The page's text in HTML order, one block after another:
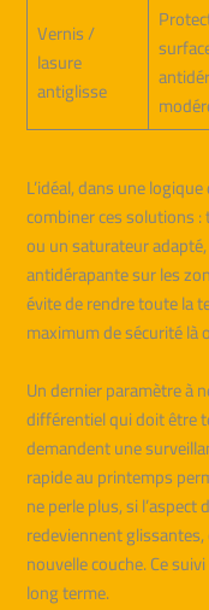
Vernis /
lasure
antiglisse
L’idéal, dans une
combiner ces solutions
ou un saturateur
antidérapante sur les
évite de rendre toute la
maximum de sécurité là
Un dernier paramètre à
différentiel qui doit être
demandent une
rapide au printemps
ne perle plus, si
redeviennent
nouvelle couche. Ce
long terme.